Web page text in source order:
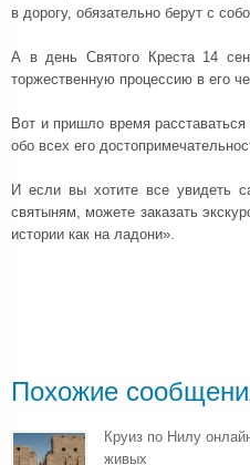
в дорогу, обязательно берут с
А в день Святого Креста 14
торжественную процессию в его
Вот и пришло время
обо всех его
И если вы хотите все увидеть
святыням, можете заказать
истории как на ладони».
Похожие
Круиз по Нилу
живых